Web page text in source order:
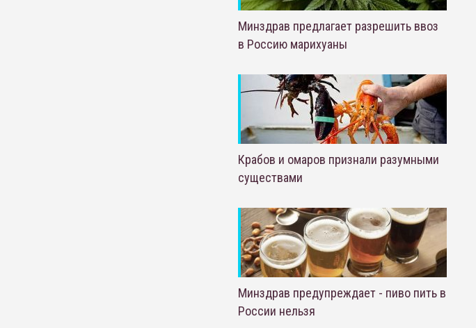
Минздрав предлагает разрешить ввоз
в Россию марихуаны
Крабов и омаров признали разумными
существами
Минздрав предупреждает - пиво пить в
России нельзя